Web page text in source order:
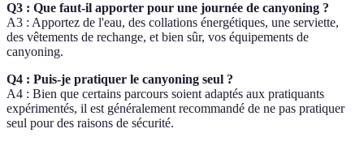
Q3 : Que faut-il apporter pour une journée de canyoning ?
A3 : Apportez de l'eau, des collations énergétiques, une serviette,
des vêtements de rechange, et bien sûr, vos équipements de
canyoning.
Q4 : Puis-je pratiquer le canyoning seul ?
A4 : Bien que certains parcours soient adaptés aux pratiquants
expérimentés, il est généralement recommandé de ne pas pratiquer
seul pour des raisons de sécurité.